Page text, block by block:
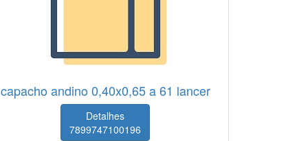
capacho andino 0,40x0,65 a 61 lancer
Detalhes
7899747100196